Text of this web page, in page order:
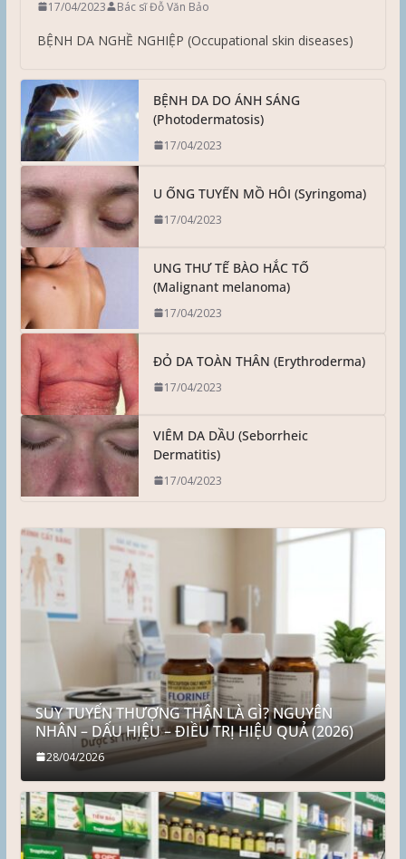
17/04/2023 Bác sĩ Đỗ Văn Bảo
BỆNH DA NGHỀ NGHIỆP (Occupational skin diseases)
BỆNH DA DO ÁNH SÁNG
(Photodermatosis)
17/04/2023
U ỐNG TUYẾN MỒ HÔI (Syringoma)
17/04/2023
UNG THƯ TẾ BÀO HẮC TỐ
(Malignant melanoma)
17/04/2023
ĐỎ DA TOÀN THÂN (Erythroderma)
17/04/2023
VIÊM DA DẦU (Seborrheic
Dermatitis)
17/04/2023
SUY TUYẾN THƯỢNG THẬN LÀ GÌ? NGUYÊN
NHÂN – DẤU HIỆU – ĐIỀU TRỊ HIỆU QUẢ (2026)
28/04/2026